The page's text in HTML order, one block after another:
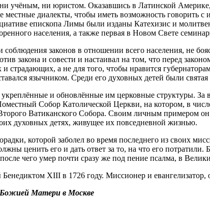
учёным, ни юристом. Оказавшись в Латинской Америке,
диалекты, чтобы иметь возможность говорить
епископа Лимы были изданы Катехизис и
населения, а также первая в Новом Свете
законов в отношении всего населения, не
закона и совести и настаивал на том, что перед
страдающих, а не для того, чтобы нравится
язычником. Среди его духовных детей были
и обновлённые им церковные структуры. За
Собор Католической Церкви, на котором, в
Ватиканского Собора. Своим личным примером
духовных детях, живущее их повседневной жизнью.
которой заболел во время последнего из своих
ценить его и дать ответ за то, на что его
чего умер почти сразу же под пение псалма, в
ХIII в 1726 году. Миссионер и
Матери в Москве